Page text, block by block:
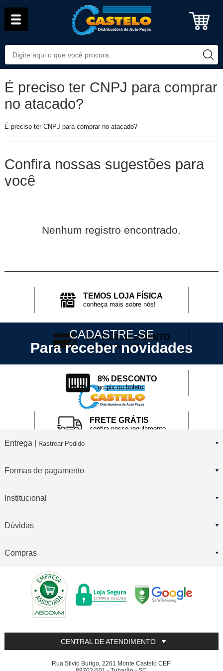
É preciso ter CNPJ para comprar
no atacado?
É preciso ter CNPJ para comprar no atacado?
Confira nossas sugestões para
você
Nenhum registro encontrado.
TEMOS LOJA FÍSICA
conheça mais sobre nós!
12X PARCELAMENTO
no cartão de crédito
8% DESCONTO
no pix ou boleto
FRETE GRÁTIS
confira nosso regulamento
CADASTRE-SE
Para receber novidades
Entrega | Rastrear Pedido
Formas de pagamento
Institucional
Dúvidas
Compras
CENTRAL DE ATENDIMENTO
Rua Silvio Burigo, 2261 Monte Castelo CEP